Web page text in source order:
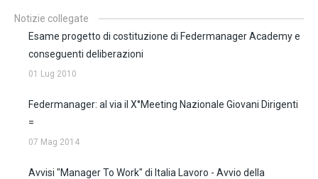
Notizie collegate
Esame progetto di costituzione di Federmanager Academy e
conseguenti deliberazioni
01 Lug 2010
Federmanager: al via il X°Meeting Nazionale Giovani Dirigenti
=
07 Mag 2014
Avvisi "Manager To Work" di Italia Lavoro - Avvio della